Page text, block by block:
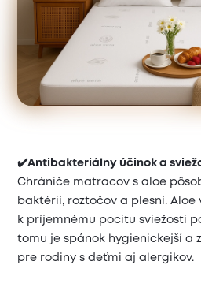
✔️Antibakteriálny účinok a
Chrániče matracov s aloe
baktérií, roztočov a plesní. Aloe
k príjemnému pocitu sviežosti
tomu je spánok hygienickejší a
pre rodiny s deťmi aj alergikov.